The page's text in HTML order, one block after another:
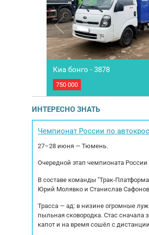
двигателя:
Грузовой изотермический
Объем двигателя: 2665 см³ Тип
Турбодизель МКПП- 5 передач
класс: 5 Длина: 3,39, Ширина:
Киа бонго - 3878
750 000
ИНТЕРЕСНО ЗНАТЬ
Чемпионат России по
27–28 июня — Тюмень.
Очередной этап чемпионата России
В составе команды "Трак-
Юрий Молявко и Станислав
Трасса — ад: в низине огромные
пыльная сковородка. Стас сначала
капот и на время сошёл с